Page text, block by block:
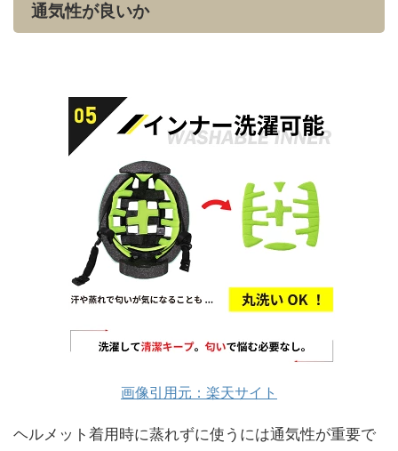
通気性が良いか
画像引用元：楽天サイト
ヘルメット着用時に蒸れずに使うには通気性が重要で